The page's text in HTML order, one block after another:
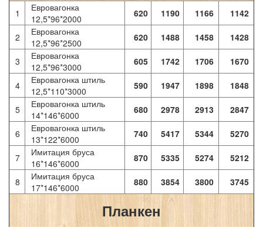
1
Евровагонка
12,5*96*2000
620 1190 1166 1142
2
Евровагонка
12,5*96*2500
620 1488 1458 1428
3
Евровагонка
12,5*96*3000
605 1742 1706 1670
4
Евровагонка штиль
12,5*110*3000
590 1947 1898 1848
5
Евровагонка штиль
14*146*6000
680 2978 2913 2847
6
Евровагонка штиль
13*122*6000
740 5417 5344 5270
7
Имитация бруса
16*146*6000
870 5335 5274 5212
8
Имитация бруса
17*146*6000
880 3854 3800 3745
Планкен